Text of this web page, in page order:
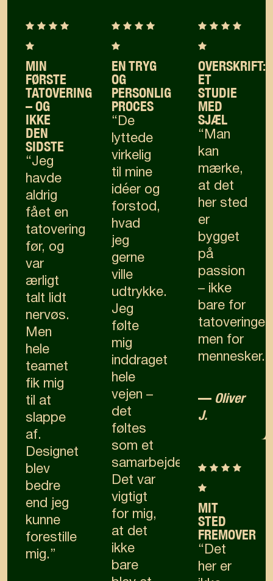
MIN
FØRSTE
TATOVERING
– OG
IKKE
DEN
SIDSTE
“Jeg
havde
aldrig
fået en
tatovering
før, og
var
ærligt
talt lidt
nervøs.
Men
hele
teamet
fik mig
til at
slappe
af.
Designet
blev
bedre
end jeg
kunne
forestille
mig.”
EN TRYG
OG
PERSONLIG
PROCES
“De
lyttede
virkelig
til mine
idéer og
forstod,
hvad
jeg
gerne
ville
udtrykke.
Jeg
følte
mig
inddraget
hele
vejen –
det
føltes
som et
samarbejde.
Det var
vigtigt
for mig,
at det
ikke
bare
OVERSKRIFT:
ET
STUDIE
MED
SJÆL
“Man
kan
mærke,
at det
her sted
er
bygget
på
passion
– ikke
bare for
tatoveringer,
men for
mennesker.”
— Oliver
J.
MIT
STED
FREMOVER
“Det
her er